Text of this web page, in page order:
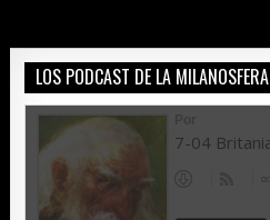
LOS PODCAST DE LA MILANOSFERA